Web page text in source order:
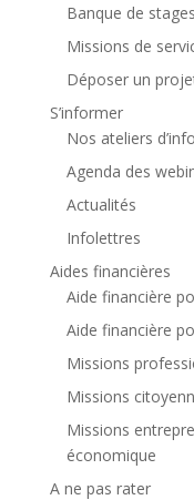
Banque de
Missions de
Déposer un
S’informer
Nos ateliers
Agenda des
Actualités
Infolettres
Aides financières
Aide financière
Aide financière
Missions
Missions
Missions
économique
A ne pas rater